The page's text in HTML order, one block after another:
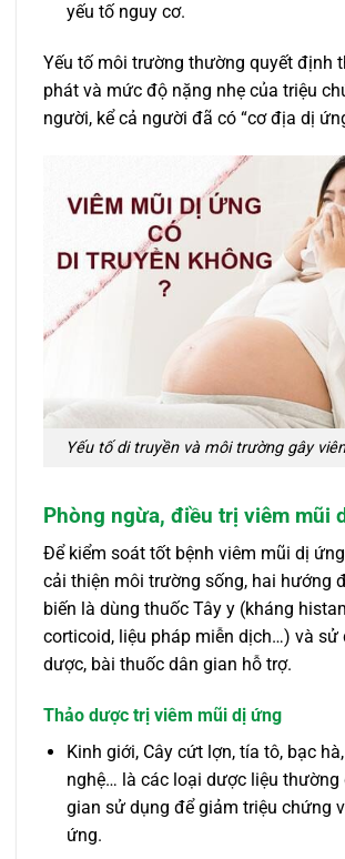
yếu tố nguy cơ.
Yếu tố môi trường thường quyết định
phát và mức độ nặng nhẹ của triệu
người, kể cả người đã có “cơ địa dị
Yếu tố di truyền và môi trường gây
Phòng ngừa, điều trị viêm mũi
Để kiểm soát tốt bệnh viêm mũi dị
cải thiện môi trường sống, hai hướng
biến là dùng thuốc Tây y (kháng
corticoid, liệu pháp miễn dịch…) và sử
dược, bài thuốc dân gian hỗ trợ.
Thảo dược trị viêm mũi dị ứng
Kinh giới, Cây cứt lợn, tía tô, bạc
nghệ… là các loại dược liệu thường
gian sử dụng để giảm triệu chứng
ứng.